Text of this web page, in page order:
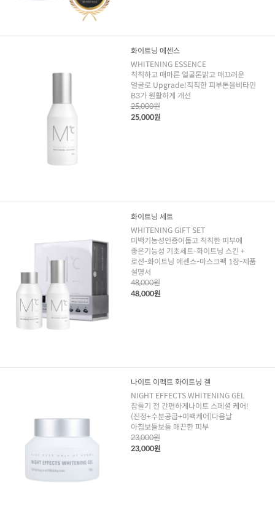
화이트닝 에센스
WHITENING ESSENCE
칙칙하고 매마른 얼굴톤밝고 매끄러운
얼굴로 Upgrade!칙칙한 피부톤을비타민
B3가 원활하게 개선
25,000원
25,000원
화이트닝 세트
WHITENING GIFT SET
미백기능성인증어둡고 칙칙한 피부에
좋은기능성 기초세트-화이트닝 스킨 +
로션-화이트닝 에센스-마스크팩 1장-제품
설명서
48,000원
48,000원
나이트 이펙트 화이트닝 겔
NIGHT EFFECTS WHITENING GEL
잠들기 전 간편하게나이트 스페셜 케어!
(진정+수분공급+미백케어)다음날
아침보들보들 매끈한 피부
23,000원
23,000원